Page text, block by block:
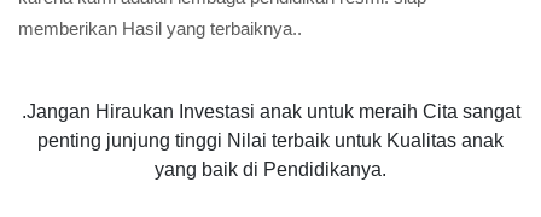
memberikan Hasil yang terbaiknya..
.Jangan Hiraukan Investasi anak untuk meraih Cita sangat
penting junjung tinggi Nilai terbaik untuk Kualitas anak
yang baik di Pendidikanya.